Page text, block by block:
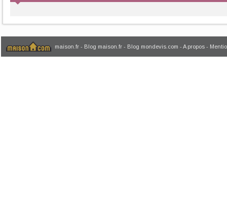
maison.fr - Blog maison.fr - Blog mondevis.com - A propos -